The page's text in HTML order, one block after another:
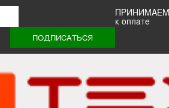
ПРИНИМАЕМ
к оплате